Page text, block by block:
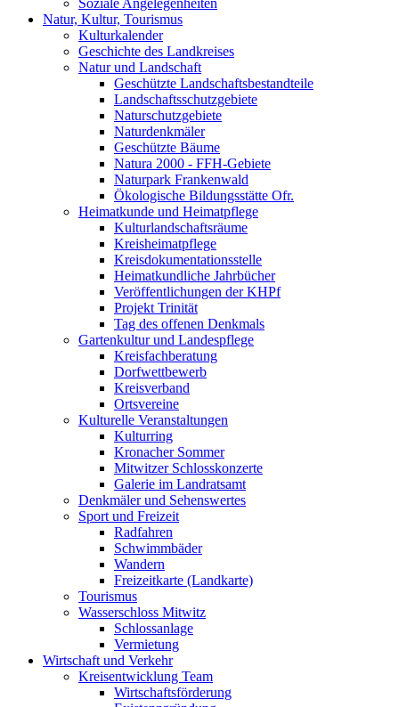
Soziale Angelegenheiten
Natur, Kultur, Tourismus
Kulturkalender
Geschichte des Landkreises
Natur und Landschaft
Geschützte Landschaftsbestandteile
Landschaftsschutzgebiete
Naturschutzgebiete
Naturdenkmäler
Geschützte Bäume
Natura 2000 - FFH-Gebiete
Naturpark Frankenwald
Ökologische Bildungsstätte Ofr.
Heimatkunde und Heimatpflege
Kulturlandschaftsräume
Kreisheimatpflege
Kreisdokumentationsstelle
Heimatkundliche Jahrbücher
Veröffentlichungen der KHPf
Projekt Trinität
Tag des offenen Denkmals
Gartenkultur und Landespflege
Kreisfachberatung
Dorfwettbewerb
Kreisverband
Ortsvereine
Kulturelle Veranstaltungen
Kulturring
Kronacher Sommer
Mitwitzer Schlosskonzerte
Galerie im Landratsamt
Denkmäler und Sehenswertes
Sport und Freizeit
Radfahren
Schwimmbäder
Wandern
Freizeitkarte (Landkarte)
Tourismus
Wasserschloss Mitwitz
Schlossanlage
Vermietung
Wirtschaft und Verkehr
Kreisentwicklung Team
Wirtschaftsförderung